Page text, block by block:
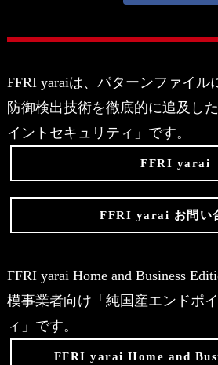
FFRI yaraiは、パターンファイル
防御検出技術を徹底的に追及し
イントセキュリティ」です。
FFRI yarai
FFRI yarai お問い
FFRI yarai Home and Business
模事業者向け「純国産エンドポ
ィ」です。
FFRI yarai Home and